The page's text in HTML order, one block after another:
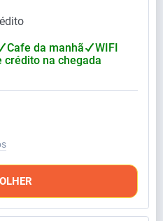
Cafe da manhã
WIFI
crédito na chegada